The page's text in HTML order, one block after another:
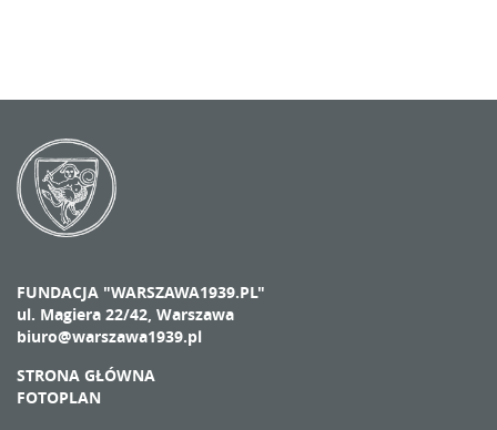
FUNDACJA "WARSZAWA1939.PL"
ul. Magiera 22/42, Warszawa
biuro@warszawa1939.pl
STRONA GŁÓWNA
FOTOPLAN